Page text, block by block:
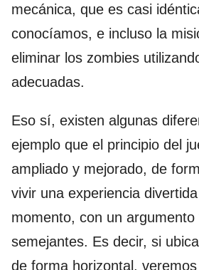
mecánica, que es casi
conocíamos, e incluso la
eliminar los zombies
adecuadas.
Eso sí, existen algunas
ejemplo que el principio del
ampliado y mejorado, de
vivir una experiencia
momento, con un
semejantes. Es decir, si
de forma horizontal,